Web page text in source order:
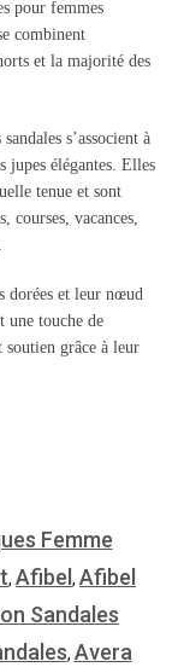
pour femmes
combinent
et la majorité des
s’associent à
jupes élégantes. Elles
tenue et sont
courses, vacances,
dorées et leur nœud
une touche de
grâce à leur
Femme
, Afibel , Afibel
Sandales
, Avera